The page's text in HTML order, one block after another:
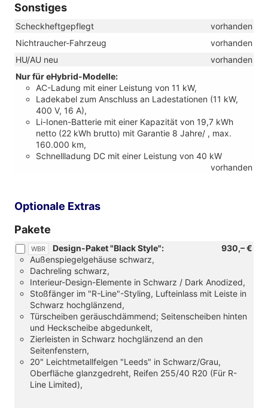
Sonstiges
Scheckheftgepflegt
vorhanden
Nichtraucher-Fahrzeug
vorhanden
HU/AU neu
vorhanden
Nur für eHybrid-Modelle:
AC-Ladung mit einer Leistung von 11 kW,
Ladekabel zum Anschluss an Ladestationen (11 kW,
400 V, 16 A),
Li-Ionen-Batterie mit einer Kapazität von 19,7 kWh
netto (22 kWh brutto) mit Garantie 8 Jahre/ , max.
160.000 km,
Schnellladung DC mit einer Leistung von 40 kW
vorhanden
Optionale Extras
Pakete
WBR 930,– €
Design-Paket "Black Style":
Außenspiegelgehäuse schwarz,
Dachreling schwarz,
Interieur-Design-Elemente in Schwarz / Dark Anodized,
Stoßfänger im "R-Line"-Styling, Lufteinlass mit Leiste in
Schwarz hochglänzend,
Türscheiben geräuschdämmend; Seitenscheiben hinten
und Heckscheibe abgedunkelt,
Zierleisten in Schwarz hochglänzend an den
Seitenfenstern,
20" Leichtmetallfelgen "Leeds" in Schwarz/Grau,
Oberfläche glanzgedreht, Reifen 255/40 R20 (Für R-
Line Limited),